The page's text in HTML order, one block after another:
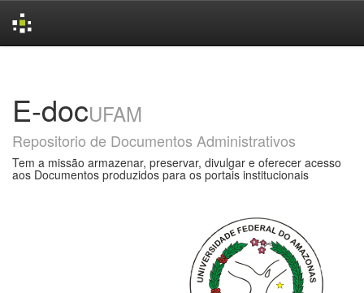
E-docUFAM
Repositorio de Documentos Administrativos
Tem a missão armazenar, preservar, divulgar e oferecer acesso
aos Documentos produzidos para os portais institucionais